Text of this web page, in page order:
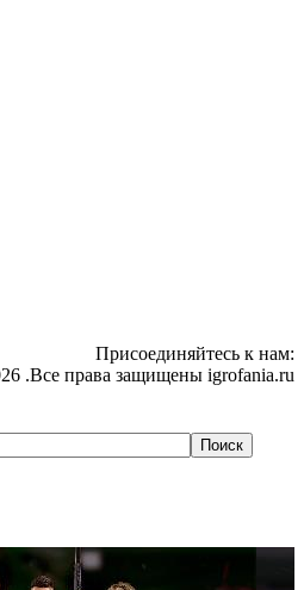
Присоединяйтесь к нам:
.Все права защищены igrofania.ru